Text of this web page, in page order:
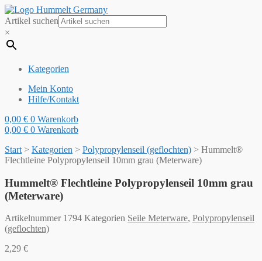
Artikel suchen
×
Kategorien
Mein Konto
Hilfe/Kontakt
0,00 € 0 Warenkorb
0,00 € 0 Warenkorb
Start > Kategorien > Polypropylenseil (geflochten) > Hummelt®
Flechtleine Polypropylenseil 10mm grau (Meterware)
Hummelt® Flechtleine Polypropylenseil 10mm grau
(Meterware)
Artikelnummer 1794 Kategorien Seile Meterware, Polypropylenseil
(geflochten)
2,29 €